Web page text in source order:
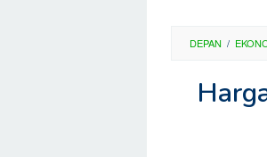
DEPAN /